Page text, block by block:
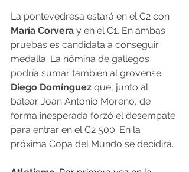
La pontevedresa estará en el C2 con
María Corvera y en el C1. En ambas
pruebas es candidata a conseguir
medalla. La nómina de gallegos
podría sumar también al grovense
Diego Domínguez que, junto al
balear Joan Antonio Moreno, de
forma inesperada forzó el desempate
para entrar en el C2 500. En la
próxima Copa del Mundo se decidirá.